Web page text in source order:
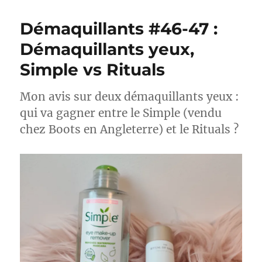
24
Battle
Démaquillants #46-47 :
Démaquillants yeux,
Simple vs Rituals
Mon avis sur deux démaquillants yeux :
qui va gagner entre le Simple (vendu
chez Boots en Angleterre) et le Rituals ?